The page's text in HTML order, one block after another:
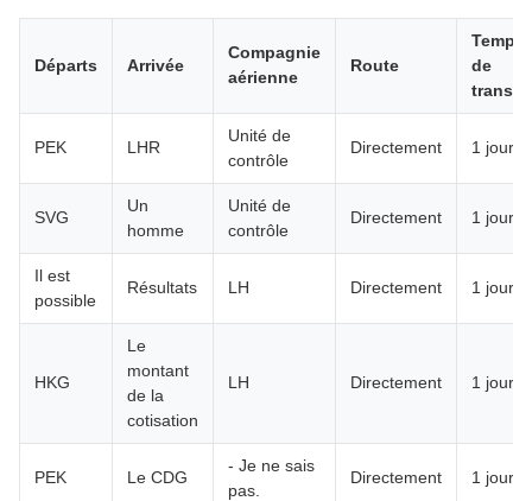
Départs Arrivée
Compagnie
aérienne
Route
Temps
de
transit
PEK LHR
Unité de
contrôle
Directement 1 jour
SVG
Un
homme
Unité de
contrôle
Directement 1 jour
Il est
possible
Résultats LH Directement 1 jour
HKG
Le
montant
de la
cotisation
LH Directement 1 jour
PEK Le CDG
- Je ne sais
pas.
Directement 1 jour